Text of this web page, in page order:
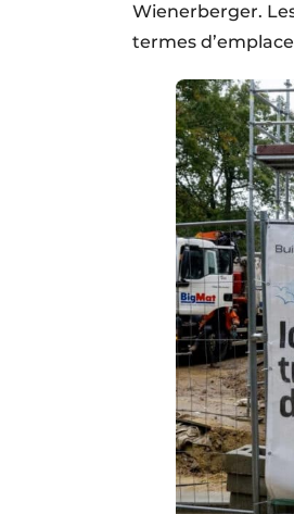
Wienerberger.
termes